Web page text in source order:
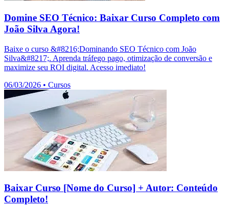
Domine SEO Técnico: Baixar Curso Completo com
João Silva Agora!
Baixe o curso &#8216;Dominando SEO Técnico com João
Silva&#8217;. Aprenda tráfego pago, otimização de conversão e
maximize seu ROI digital. Acesso imediato!
06/03/2026 • Cursos
Baixar Curso [Nome do Curso] + Autor: Conteúdo
Completo!